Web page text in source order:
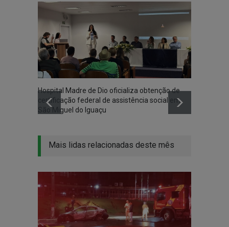
Hospital Madre de Dio oficializa obtenção de
certificação federal de assistência social em
São Miguel do Iguaçu
Mais lidas relacionadas deste mês